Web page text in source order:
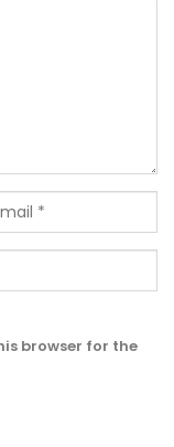
browser for the